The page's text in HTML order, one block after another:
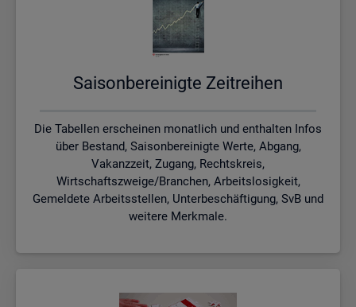
Sai­son­be­rei­nig­te Zeit­rei­hen
Die Tabellen erscheinen monatlich und enthalten Infos
über Bestand, Saisonbereinigte Werte, Abgang,
Vakanzzeit, Zugang, Rechtskreis,
Wirtschaftszweige/Branchen, Arbeitslosigkeit,
Gemeldete Arbeitsstellen, Unterbeschäftigung, SvB und
weitere Merkmale.